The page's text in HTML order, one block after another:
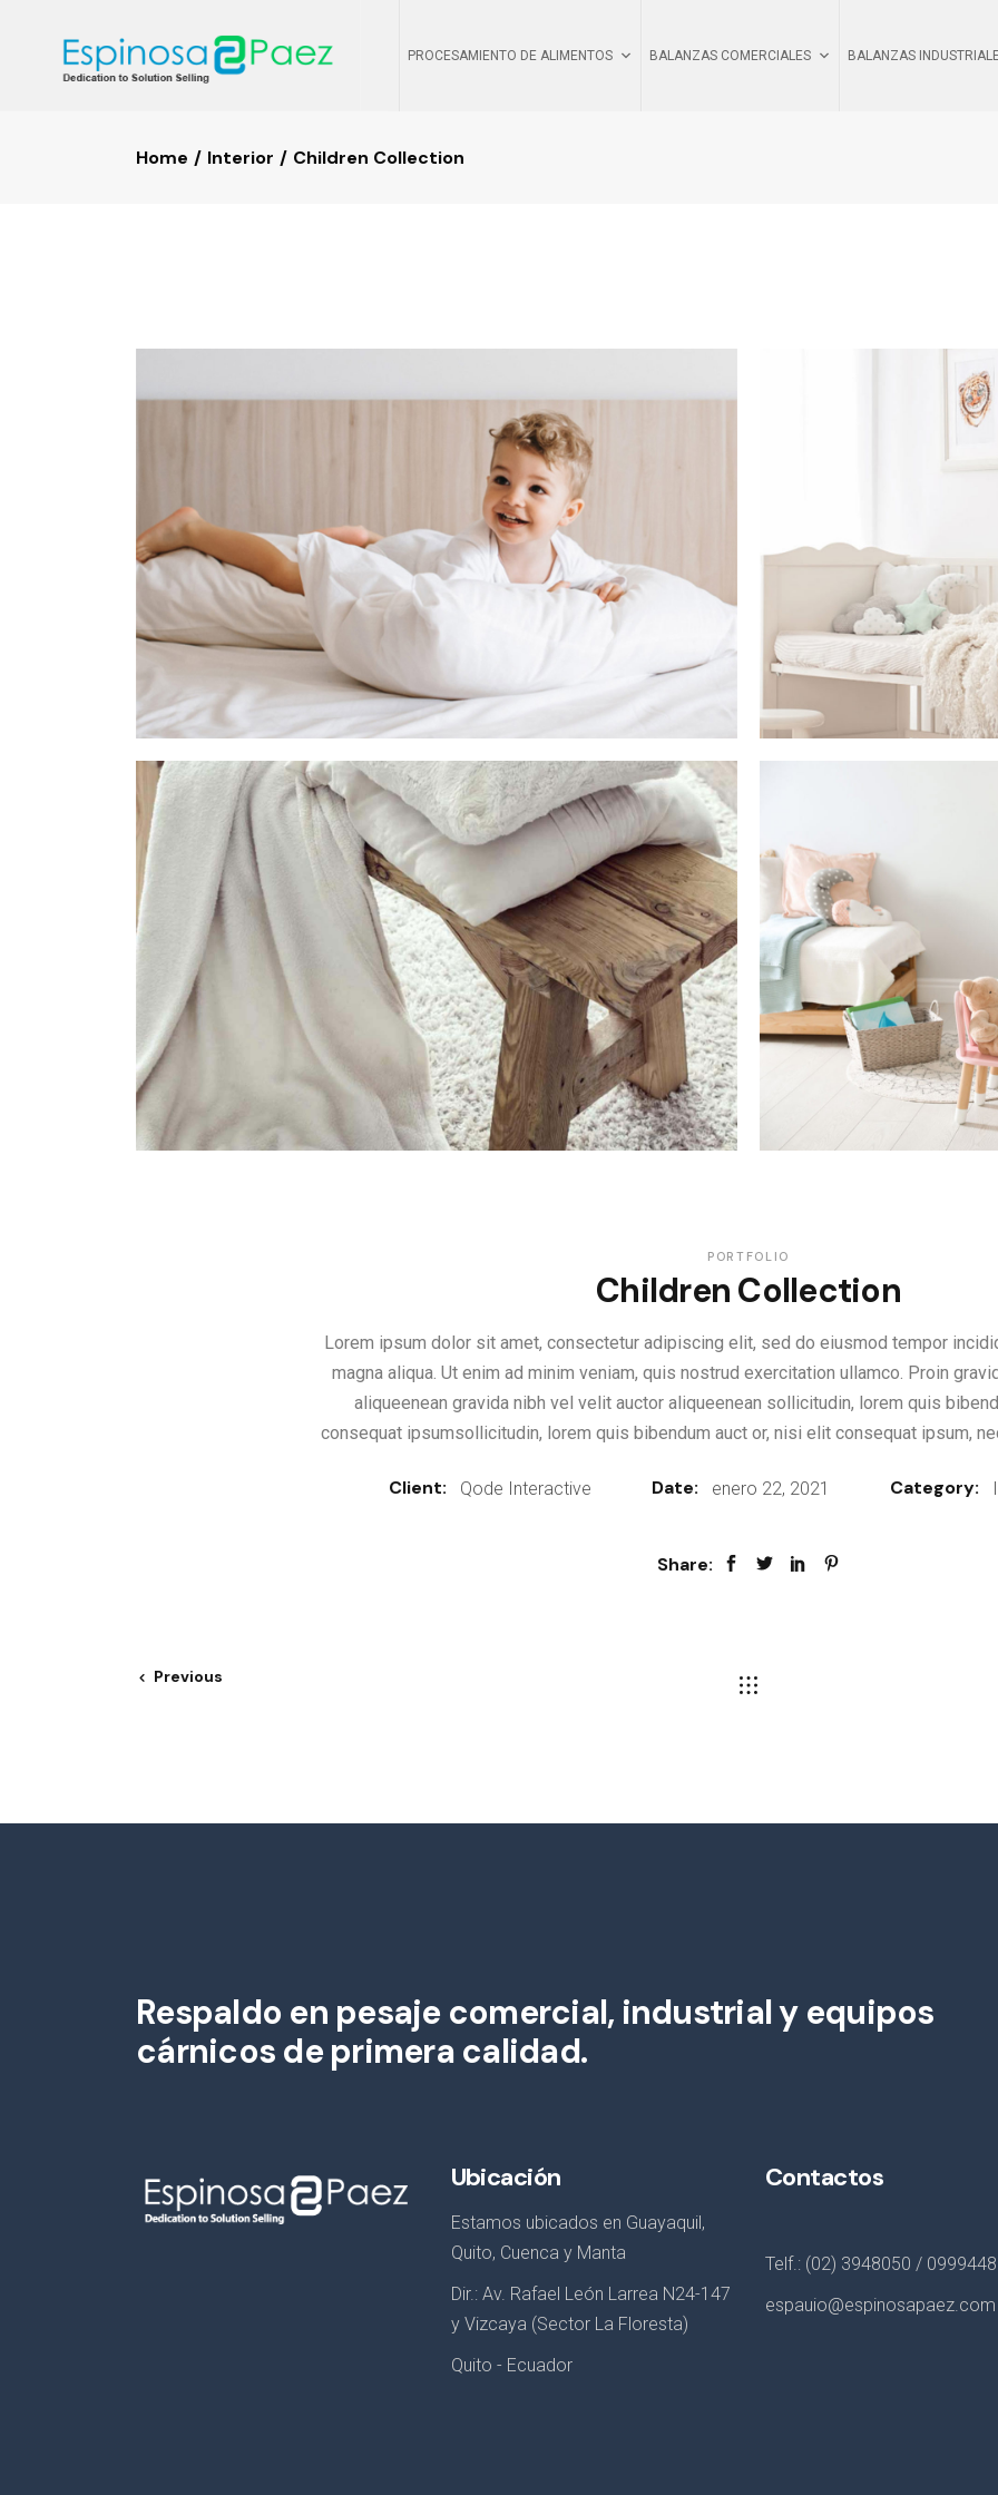
PROCESAMIENTO DE ALIMENTOS BALANZAS COMERCIALES BALANZAS
Home Interior Children Collection
PORTFOLIO
Children Collection
Lorem ipsum dolor sit amet, consectetur adipiscing elit, sed do eiusmod tempor
magna aliqua. Ut enim ad minim veniam, quis nostrud exercitation ullamco. Proin
aliqueenean gravida nibh vel velit auctor aliqueenean sollicitudin, lorem quis
consequat ipsumsollicitudin, lorem quis bibendum auct or, nisi elit consequat ipsum,
Client: Qode Interactive Date: enero 22, 2021 Category:
Share:
Previous
Respaldo en pesaje comercial, industrial y equipos
cárnicos de primera calidad.
Ubicación
Estamos ubicados en Guayaquil,
Quito, Cuenca y Manta
Dir.: Av. Rafael León Larrea N24-147
y Vizcaya (Sector La Floresta)
Quito - Ecuador
Contactos
Telf.: (02) 3948050 /
espauio@espinosapaez.com